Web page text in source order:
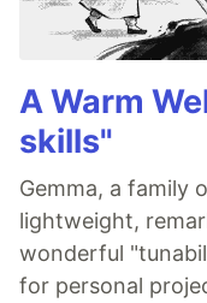
A Warm
skills"
Gemma, a family
lightweight,
wonderful
for personal